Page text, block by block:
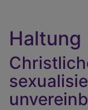
Haltung